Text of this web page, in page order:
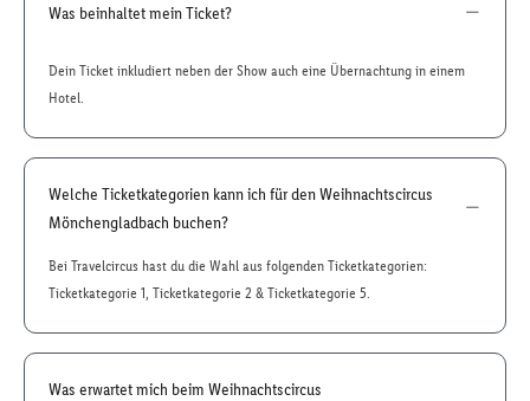
Was beinhaltet mein Ticket?
Dein Ticket inkludiert neben der Show auch eine Übernachtung in einem
Hotel.
Welche Ticketkategorien kann ich für den Weihnachtscircus
Mönchengladbach buchen?
Bei Travelcircus hast du die Wahl aus folgenden Ticketkategorien:
Ticketkategorie 1, Ticketkategorie 2 & Ticketkategorie 5.
Was erwartet mich beim Weihnachtscircus